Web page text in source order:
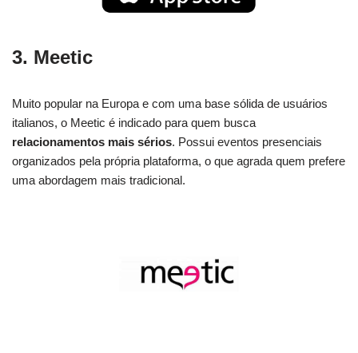
3. Meetic
Muito popular na Europa e com uma base sólida de usuários
italianos, o Meetic é indicado para quem busca
relacionamentos mais sérios. Possui eventos presenciais
organizados pela própria plataforma, o que agrada quem prefere
uma abordagem mais tradicional.